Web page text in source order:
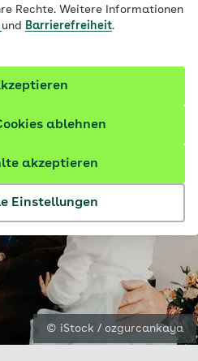
Rechte. Weitere Informationen
und Barrierefreiheit.
Einstellungen
akzeptieren
ablehnen
© iStock / ozgurcankaya